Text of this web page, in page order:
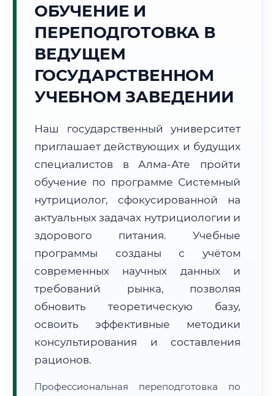
2026 г.
Погода в г. Алма-Ата:⛅ +23°C Переменная облачность
🌅 Восход: 05:52
📍 Региональная справка г. Алма-Ата
Почтовые индексы:
050000–050063
Часовой пояс:
UTC+5
Формат учебы:
Дистанционно
🗺️ Зона обслуживания: г. Алма-Ата
• Маршрут транзита:
~1 893 км
• Экспресс-доставка СДЭК / Почтой:3–5 рабочих дней
📜 Документы и аккредитация
ОБУЧЕНИЕ И
ПЕРЕПОДГОТОВКА В
ВЕДУЩЕМ
ГОСУДАРСТВЕННОМ
УЧЕБНОМ ЗАВЕДЕНИИ
Наш государственный университет
приглашает действующих и будущих
специалистов в Алма-Ате пройти
обучение по программе Системный
нутрициолог, сфокусированной на
актуальных задачах нутрициологии и
здорового питания. Учебные
программы созданы с учётом
современных научных данных и
требований рынка, позволяя
обновить теоретическую базу,
освоить эффективные методики
консультирования и составления
рационов.
Профессиональная переподготовка по